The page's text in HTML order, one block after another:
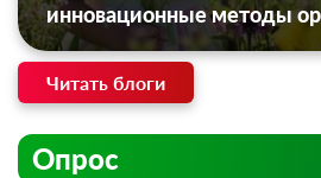
инновационные методы
Читать блоги
Опрос